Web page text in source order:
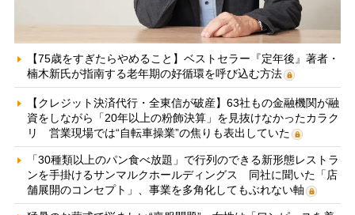
【75歳をすぎたらやめること】ベストセラー『定年後』著者・
楠木新氏が指南する老年期の好循環を呼び込む方法
【クレジット決済代行・全東信が破産】63社もの金融機関が融
資をしながら「20年以上の粉飾決算」を見抜けなかったカラク
リ 営業現場では“自転車操業”の焦りも表出していた
「30種類以上のパン食べ放題」で行列のできる新形態レストラ
ンを手掛けるサンマルクホールディングス 同社に聞いた「店
舗展開のコンセプト」、事業を多角化してもぶれない軸